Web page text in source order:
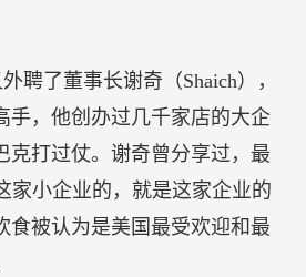
聘了董事长谢奇（Shaich），
手，他创办过几千家店的大企
克打过仗。谢奇曾分享过，最
家小企业的，就是这家企业的
食被认为是美国最受欢迎和最